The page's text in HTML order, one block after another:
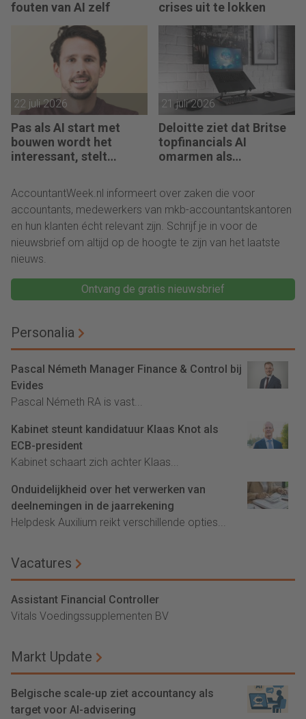
fouten van AI zelf
crises uit te lokken
22 juli 2026
Pas als AI start met
bouwen wordt het
interessant, stelt
21 juli 2026
Deloitte ziet dat Britse
topfinancials AI
omarmen als
AccountantWeek.nl informeert over zaken die voor
accountants, medewerkers van mkb-accountantskantoren
en hun klanten écht relevant zijn. Schrijf je in voor de
nieuwsbrief om altijd op de hoogte te zijn van het laatste
nieuws.
Ontvang de gratis nieuwsbrief
Personalia
Pascal Németh Manager Finance & Control bij
Evides
Pascal Németh RA is vast...
Kabinet steunt kandidatuur Klaas Knot als
ECB-president
Kabinet schaart zich achter Klaas...
Onduidelijkheid over het verwerken van
deelnemingen in de jaarrekening
Helpdesk Auxilium reikt verschillende opties...
Vacatures
Assistant Financial Controller
Vitals Voedingssupplementen BV
Markt Update
Belgische scale-up ziet accountancy als
target voor AI-advisering